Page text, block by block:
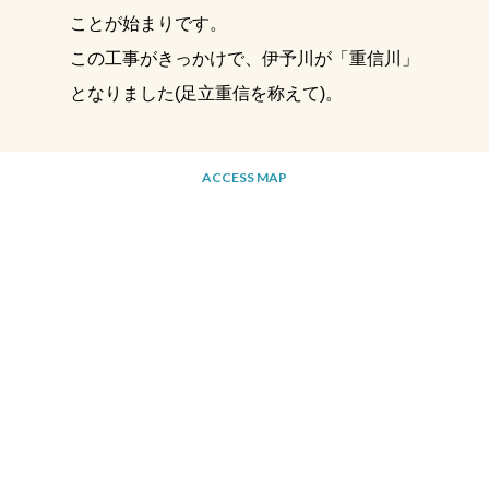
ことが始まりです。
この工事がきっかけで、伊予川が「重信川」
となりました(足立重信を称えて)。
ACCESS MAP